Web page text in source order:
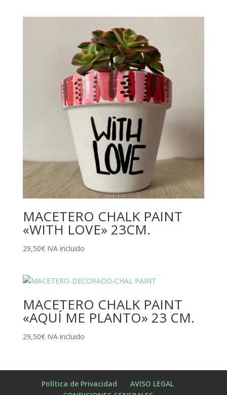
MACETERO CHALK PAINT
«WITH LOVE» 23CM.
29,50€ IVA incluido
MACETERO CHALK PAINT
«AQUÍ ME PLANTO» 23 CM.
29,50€ IVA incluido
Política de Privacidad
AVISO LEGAL